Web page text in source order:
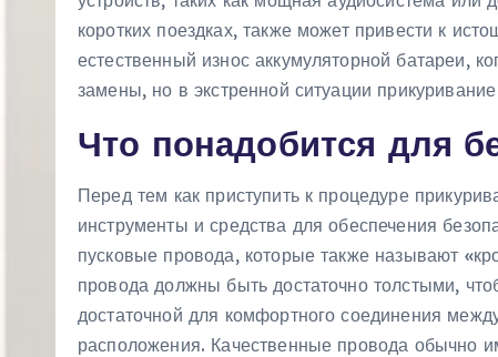
коротких поездках, также может привести к
естественный износ аккумуляторной батареи,
замены, но в экстренной ситуации
Что понадобится для
Перед тем как приступить к процедуре
инструменты и средства для обеспечения
пусковые провода, которые также называют
провода должны быть достаточно толстыми,
достаточной для комфортного соединения
расположения. Качественные провода обычно